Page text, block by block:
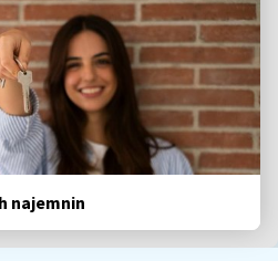
najemnin